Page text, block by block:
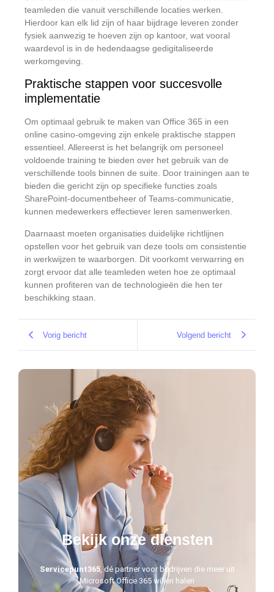
teamleden die vanuit verschillende locaties werken.
Hierdoor kan elk lid zijn of haar bijdrage leveren zonder
fysiek aanwezig te hoeven zijn op kantoor, wat vooral
waardevol is in de hedendaagse gedigitaliseerde
werkomgeving.
Praktische stappen voor succesvolle
implementatie
Om optimaal gebruik te maken van Office 365 in een
online casino-omgeving zijn enkele praktische stappen
essentieel. Allereerst is het belangrijk om personeel
voldoende training te bieden over het gebruik van de
verschillende tools binnen de suite. Door trainingen aan te
bieden die gericht zijn op specifieke functies zoals
SharePoint-documentbeheer of Teams-communicatie,
kunnen medewerkers effectiever leren samenwerken.
Daarnaast moeten organisaties duidelijke richtlijnen
opstellen voor het gebruik van deze tools om consistentie
in werkwijzen te waarborgen. Dit voorkomt verwarring en
zorgt ervoor dat alle teamleden weten hoe ze optimaal
kunnen profiteren van de technologieën die hen ter
beschikking staan.
Vorig bericht Volgend bericht
Bekijk onze diensten
Servicepunt365, dé partner voor bedrijven die meer uit
Microsoft Office 365 willen halen